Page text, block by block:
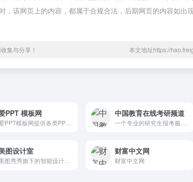
，该网页上的内容，都属于合规合法，后期网页的内容如出
集与分享！ 本文地址https://
PPT 模板网
爱PPT模板网提供各类PPT模板免费下载，PPT背景图，PPT素材，PPT背景，免费PPT模板下载，PPT图表，精美PPT下载，PPT课件下载，PPT背景图片免费下载
中国教育在线考研频道
图设计室
美图秀秀旗下的智能设计在线协作平台
财富中文网
财富中文网